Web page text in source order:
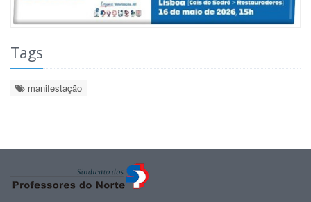
Tags
manifestação